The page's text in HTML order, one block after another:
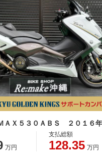
万円
支払総額
128.35 万円